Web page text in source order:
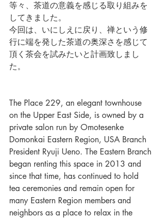
等々、茶道の意義を感じる取り組みを
してきました。
今回は、いにしえに戻り、禅という修
行に端を発した茶道の奥深さを感じて
頂く茶会を試みたいと計画致しまし
た。
The Place 229, an elegant townhouse
on the Upper East Side, is owned by a
private salon run by Omotesenke
Domonkai Eastern Region, USA Branch
President Ryuji Ueno. The Eastern Branch
began renting this space in 2013 and
since that time, has continued to hold
tea ceremonies and remain open for
many Eastern Region members and
neighbors as a place to relax in the